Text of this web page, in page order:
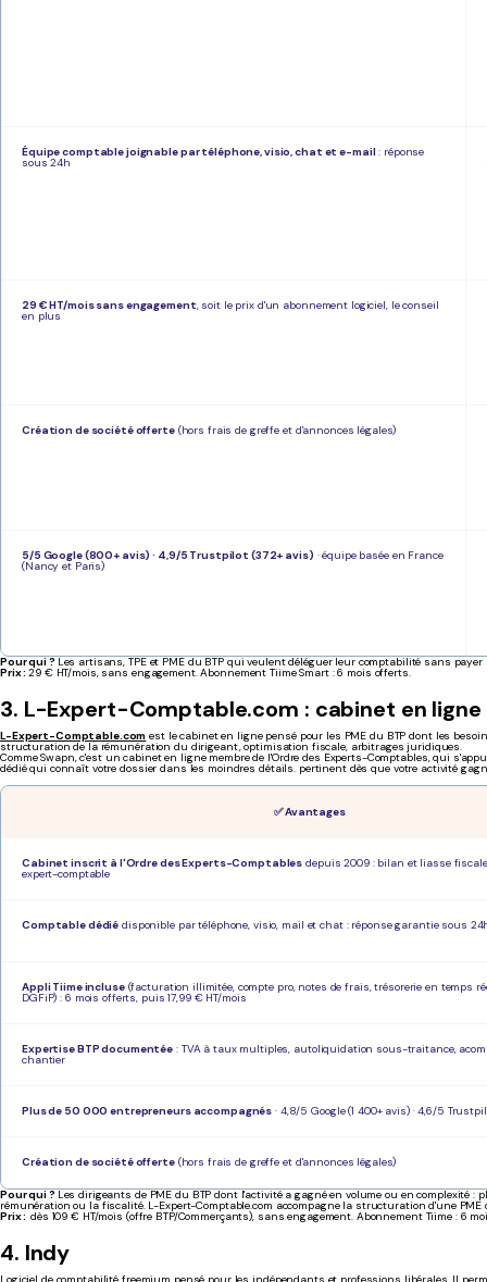
Équipe comptable joignable par téléphone, visio, chat et e-mail : réponse
sous 24h
29 € HT/mois sans engagement, soit le prix d'un abonnement logiciel, le conseil
en plus
Création de société offerte(hors frais de greffe et d'annonces légales)
5/5 Google (800+ avis) · 4,9/5 Trustpilot (372+ avis) · équipe basée en France
(Nancy et Paris)
Pour qui ?Les artisans, TPE et PME du BTP qui veulent déléguer leur comptabilité sans
Prix :29 € HT/mois, sans engagement. Abonnement Tiime Smart : 6 mois offerts.
3. L-Expert-Comptable.com : cabinet en
L-Expert-Comptable.com est le cabinet en ligne pensé pour les PME du BTP dont les
structuration de la rémunération du dirigeant, optimisation fiscale, arbitrages juridiques.
Comme Swapn, c'est un cabinet en ligne membre de l'Ordre des Experts-Comptables, qui
dédié qui connaît votre dossier dans les moindres détails. pertinent dès que votre activité
✅ Avantages
Cabinet inscrit à l'Ordre des Experts-Comptables depuis 2009 : bilan et liasse
expert-comptable
Comptable dédié disponible par téléphone, visio, mail et chat : réponse garantie sous
Appli Tiime incluse(facturation illimitée, compte pro, notes de frais, trésorerie en temps
DGFiP) : 6 mois offerts, puis 17,99 € HT/mois
Expertise BTP documentée : TVA à taux multiples, autoliquidation sous-traitance,
chantier
Plus de 50 000 entrepreneurs accompagnés · 4,8/5 Google (1 400+ avis) · 4,6/5
Création de société offerte(hors frais de greffe et d'annonces légales)
Pour qui ?Les dirigeants de PME du BTP dont l'activité a gagné en volume ou en
rémunération ou la fiscalité. L-Expert-Comptable.com accompagne la structuration d'une
Prix :dès 109 € HT/mois (offre BTP/Commerçants), sans engagement. Abonnement Tiime : 6
4. Indy